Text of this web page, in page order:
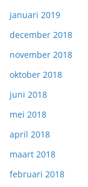
januari 2019
december 2018
november 2018
oktober 2018
juni 2018
mei 2018
april 2018
maart 2018
februari 2018